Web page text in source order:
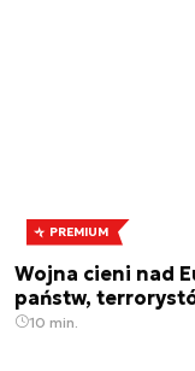
PREMIUM
Wojna cieni nad
państw,
10 min.